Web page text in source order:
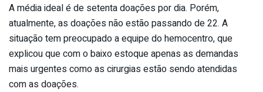
A média ideal é de setenta doações por dia. Porém,
atualmente, as doações não estão passando de 22. A
situação tem preocupado a equipe do hemocentro, que
explicou que com o baixo estoque apenas as demandas
mais urgentes como as cirurgias estão sendo atendidas
com as doações.